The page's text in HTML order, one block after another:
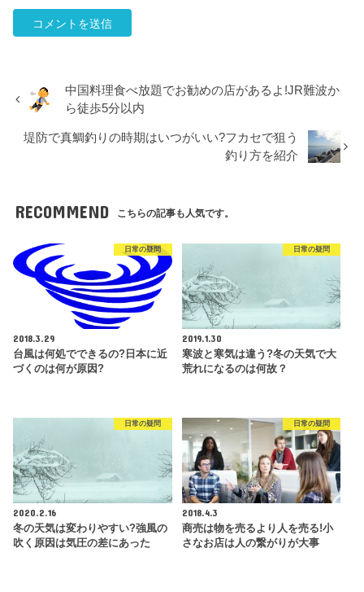
中国料理食べ放題でお勧めの店があるよ!JR難波か
ら徒歩5分以内
堤防で真鯛釣りの時期はいつがいい?フカセで狙う
釣り方を紹介
RECOMMEND こちらの記事も人気です。
日常の疑問
2018.3.29
台風は何処でできるの?日本に近
づくのは何が原因?
日常の疑問
2019.1.30
寒波と寒気は違う?冬の天気で大
荒れになるのは何故？
日常の疑問
2020.2.16
冬の天気は変わりやすい?強風の
吹く原因は気圧の差にあった
日常の疑問
2018.4.3
商売は物を売るより人を売る!小
さなお店は人の繋がりが大事